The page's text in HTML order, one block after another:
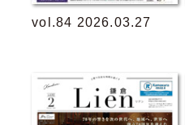
vol.84 2026.03.27